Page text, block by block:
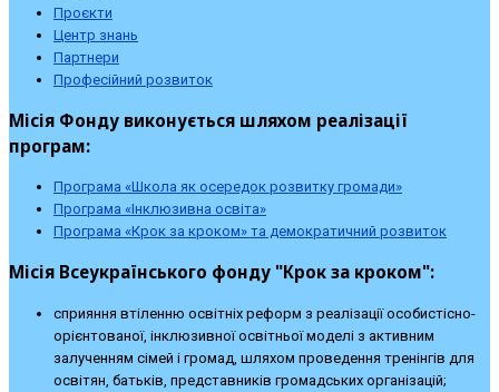
Проєкти
Центр знань
Партнери
Професійний розвиток
Місія Фонду виконується шляхом реалізації
програм:
Програма «Школа як осередок розвитку громади»
Програма «Інклюзивна освіта»
Програма «Крок за кроком» та демократичний розвиток
Місія Всеукраїнського фонду "Крок за кроком":
сприяння втіленню освітніх реформ з реалізації особистісно-
орієнтованої, інклюзивної освітньої моделі з активним
залученням сімей і громад, шляхом проведення тренінгів для
освітян, батьків, представників громадських організацій;